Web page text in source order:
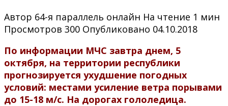
Автор 64-я параллель онлайн На чтение 1 мин
Просмотров 300 Опубликовано 04.10.2018
По информации МЧС завтра днем, 5
октября, на территории республики
прогнозируется ухудшение погодных
условий: местами усиление ветра порывами
до 15-18 м/с. На дорогах гололедица.